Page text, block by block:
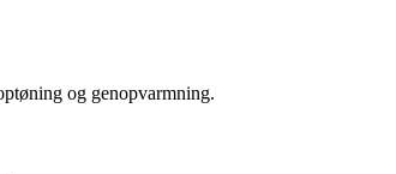
og genopvarmning.